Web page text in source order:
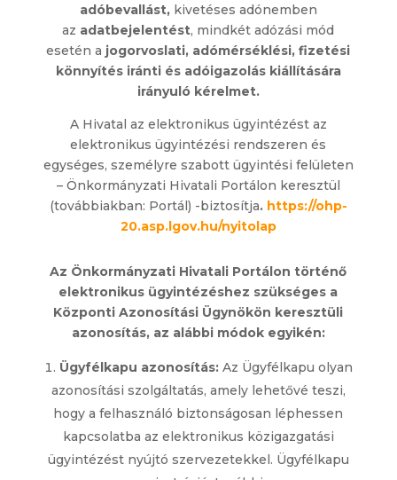
adóbevallást, kivetéses adónemben
az adatbejelentést, mindkét adózási mód
esetén a jogorvoslati, adómérséklési, fizetési
könnyítés iránti és adóigazolás kiállítására
irányuló kérelmet.
A Hivatal az elektronikus ügyintézést az
elektronikus ügyintézési rendszeren és
egységes, személyre szabott ügyintési felületen
– Önkormányzati Hivatali Portálon keresztül
(továbbiakban: Portál) -biztosítja. https://ohp-
20.asp.lgov.hu/nyitolap
Az Önkormányzati Hivatali Portálon történő
elektronikus ügyintézéshez szükséges a
Központi Azonosítási Ügynökön keresztüli
azonosítás, az alábbi módok egyikén:
Ügyfélkapu azonosítás: Az Ügyfélkapu olyan
azonosítási szolgáltatás, amely lehetővé teszi,
hogy a felhasználó biztonságosan léphessen
kapcsolatba az elektronikus közigazgatási
ügyintézést nyújtó szervezetekkel. Ügyfélkapu